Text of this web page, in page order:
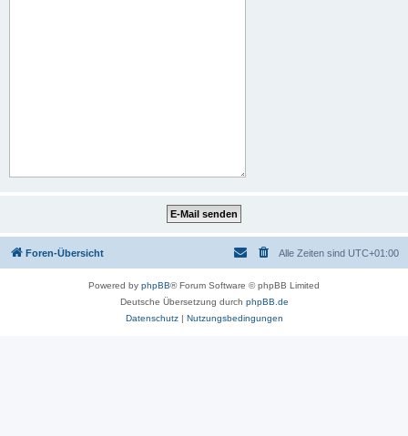
Foren-Übersicht Alle Zeiten sind UTC+01:00
Powered by phpBB® Forum Software © phpBB Limited
Deutsche Übersetzung durch phpBB.de
Datenschutz| Nutzungsbedingungen